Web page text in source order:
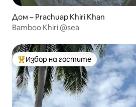
Дом – Prachuap Khiri Khan
Bamboo Khiri @sea
Най-популярен избор на гостите
Избор на гостите